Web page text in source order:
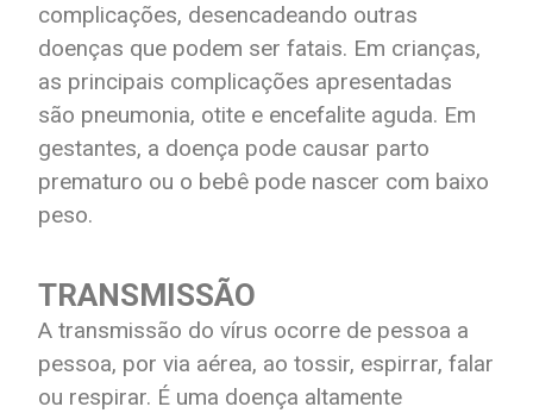
complicações, desencadeando outras
doenças que podem ser fatais. Em crianças,
as principais complicações apresentadas
são pneumonia, otite e encefalite aguda. Em
gestantes, a doença pode causar parto
prematuro ou o bebê pode nascer com baixo
peso.
TRANSMISSÃO
A transmissão do vírus ocorre de pessoa a
pessoa, por via aérea, ao tossir, espirrar, falar
ou respirar. É uma doença altamente